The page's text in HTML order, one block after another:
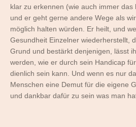
klar zu erkennen (wie auch immer das
und er geht gerne andere Wege als
möglich halten würden. Er heilt, und
Gesundheit Einzelner wiederherstellt,
Grund und bestärkt denjenigen, lässt
werden, wie er durch sein Handicap
dienlich sein kann. Und wenn es nur
Menschen eine Demut für die eigene
und dankbar dafür zu sein was man